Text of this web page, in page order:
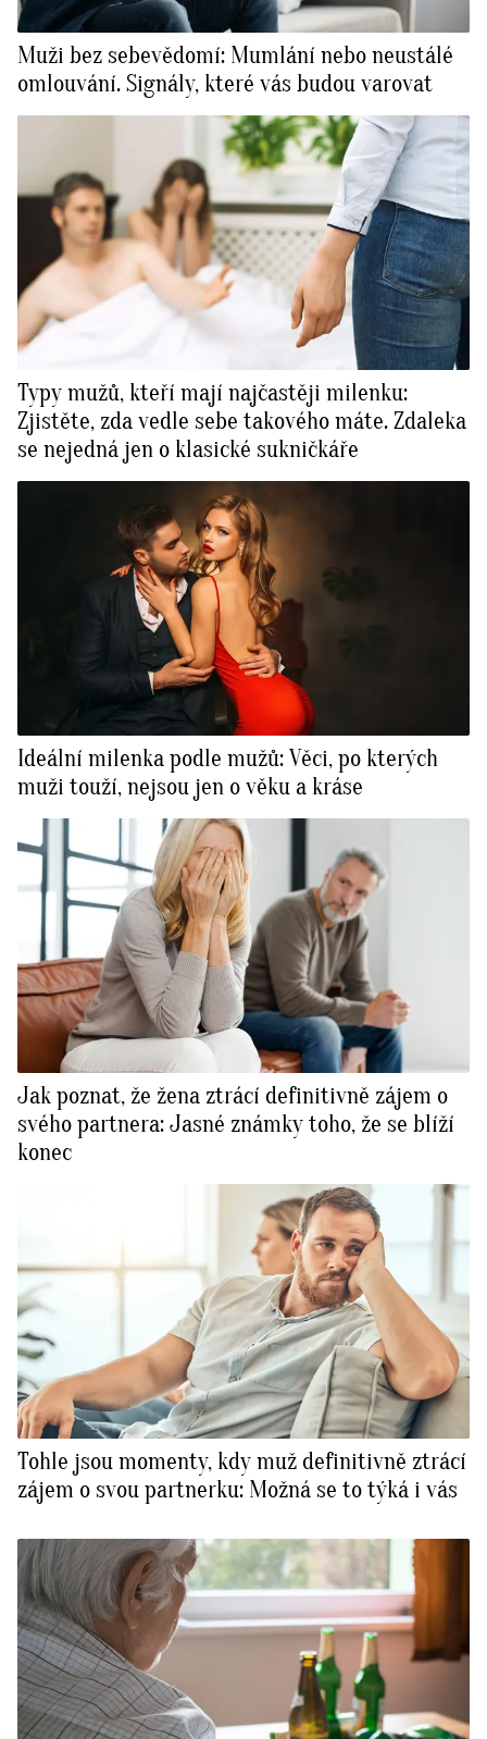
Muži bez sebevědomí: Mumlání nebo neustálé
omlouvání. Signály, které vás budou varovat
Typy mužů, kteří mají najčastěji milenku:
Zjistěte, zda vedle sebe takového máte. Zdaleka
se nejedná jen o klasické sukničkáře
Ideální milenka podle mužů: Věci, po kterých
muži touží, nejsou jen o věku a kráse
Jak poznat, že žena ztrácí definitivně zájem o
svého partnera: Jasné známky toho, že se blíží
konec
Tohle jsou momenty, kdy muž definitivně ztrácí
zájem o svou partnerku: Možná se to týká i vás